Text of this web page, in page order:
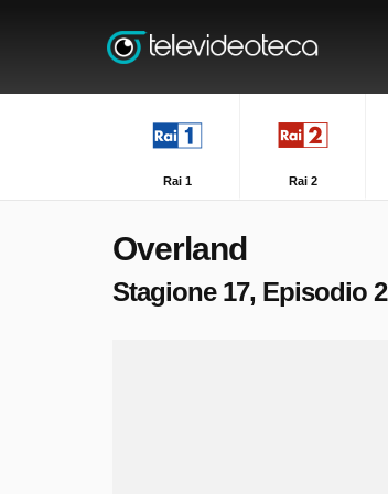
Rai 1 Rai 2
Overland
Stagione 17, Episodio 2